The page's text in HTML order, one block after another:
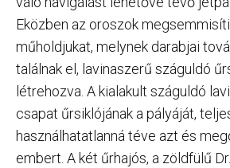
Eközben az oroszok
műholdjukat, melynek darabjai
találnak el, lavinaszerű száguldó
létrehozva. A kialakult száguldó
csapat űrsiklójának a pályáját,
használhatatlanná téve azt és
embert. A két űrhajós, a zöldfülű